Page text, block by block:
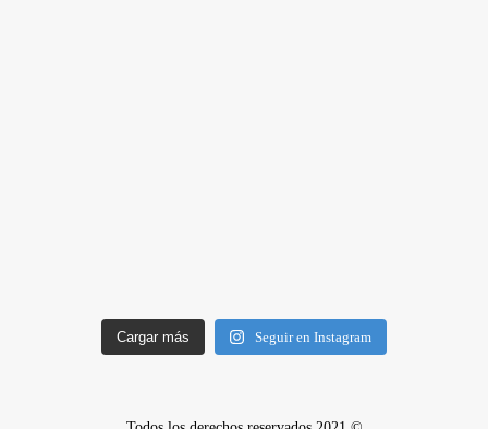
Cargar más Seguir en Instagram